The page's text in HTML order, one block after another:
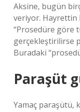
Aksine, bugün
veriyor. Hayrettin
“Prosedüre göre
gerçekleştirilirse
Buradaki
Paraşüt
Yamaç paraşütü,